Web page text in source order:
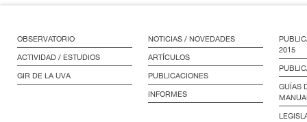
OBSERVATORIO
ACTIVIDAD / ESTUDIOS
GIR DE LA UVA
NOTICIAS / NOVEDADES
ARTÍCULOS
PUBLICACIONES
INFORMES
2015
GUÍAS